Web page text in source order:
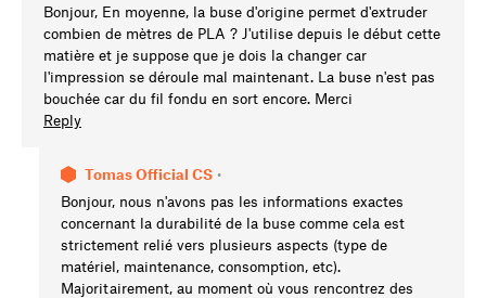
Bonjour, En moyenne, la buse d'origine permet d'extruder
combien de mètres de PLA ? J'utilise depuis le début cette
matière et je suppose que je dois la changer car
l'impression se déroule mal maintenant. La buse n'est pas
bouchée car du fil fondu en sort encore. Merci
Reply
Tomas Official CS •
Bonjour, nous n'avons pas les informations exactes
concernant la durabilité de la buse comme cela est
strictement relié vers plusieurs aspects (type de
matériel, maintenance, consomption, etc).
Majoritairement, au moment où vous rencontrez des